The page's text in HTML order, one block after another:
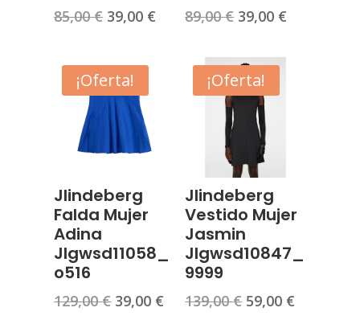
85,00€ El
era:
85,00 €.
39,00 €
39,00 €.
89,00€ El
original
era:
89,00 €.
39,00 €
¡Oferta!
Jlindeberg
Falda Mujer
Adina
Jlgwsd11058_
o516
129,00€ El
39,00 €
¡Oferta!
Jlindeberg
Vestido Mujer
Jasmin
Jlgwsd10847_
9999
139,00€ El
59,00 €